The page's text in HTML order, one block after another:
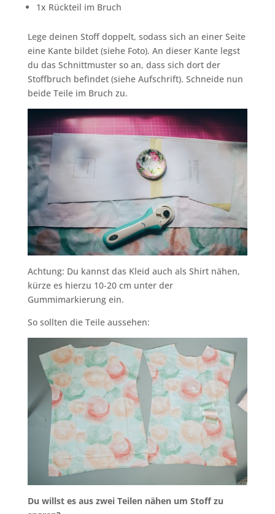
1x Rückteil im Bruch
Lege deinen Stoff doppelt, sodass sich an einer Seite
eine Kante bildet (siehe Foto). An dieser Kante legst
du das Schnittmuster so an, dass sich dort der
Stoffbruch befindet (siehe Aufschrift). Schneide nun
beide Teile im Bruch zu.
Achtung: Du kannst das Kleid auch als Shirt nähen,
kürze es hierzu 10-20 cm unter der
Gummimarkierung ein.
So sollten die Teile aussehen:
Du willst es aus zwei Teilen nähen um Stoff zu